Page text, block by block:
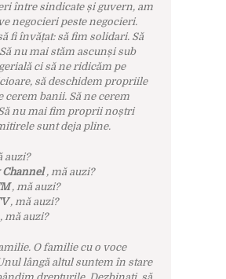
între sindicate și guvern, am
negocieri peste negocieri.
fi învățat: să fim solidari. Să
nu mai stăm ascunși sub
ci să ne ridicăm pe
să deschidem propriile
cerem banii. Să ne cerem
nu mai fim proprii noștri
sunt deja pline.
auzi?
Channel , mă auzi?
, mă auzi?
, mă auzi?
, mă auzi?
O familie cu o voce
lângă altul suntem în stare